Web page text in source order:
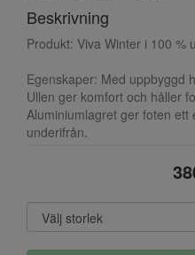
Beskrivning
Produkt: Viva Winter i 100 %
Egenskaper: Med uppbyggd
Ullen ger komfort och håller
Aluminiumlagret ger foten ett
underifrån.